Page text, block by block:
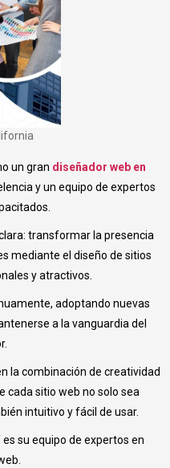
un gran diseñador web en
y un equipo de expertos
transformar la presencia
mediante el diseño de sitios
y atractivos.
adoptando nuevas
a la vanguardia del
la combinación de creatividad
cada sitio web no solo sea
intuitivo y fácil de usar.
su equipo de expertos en